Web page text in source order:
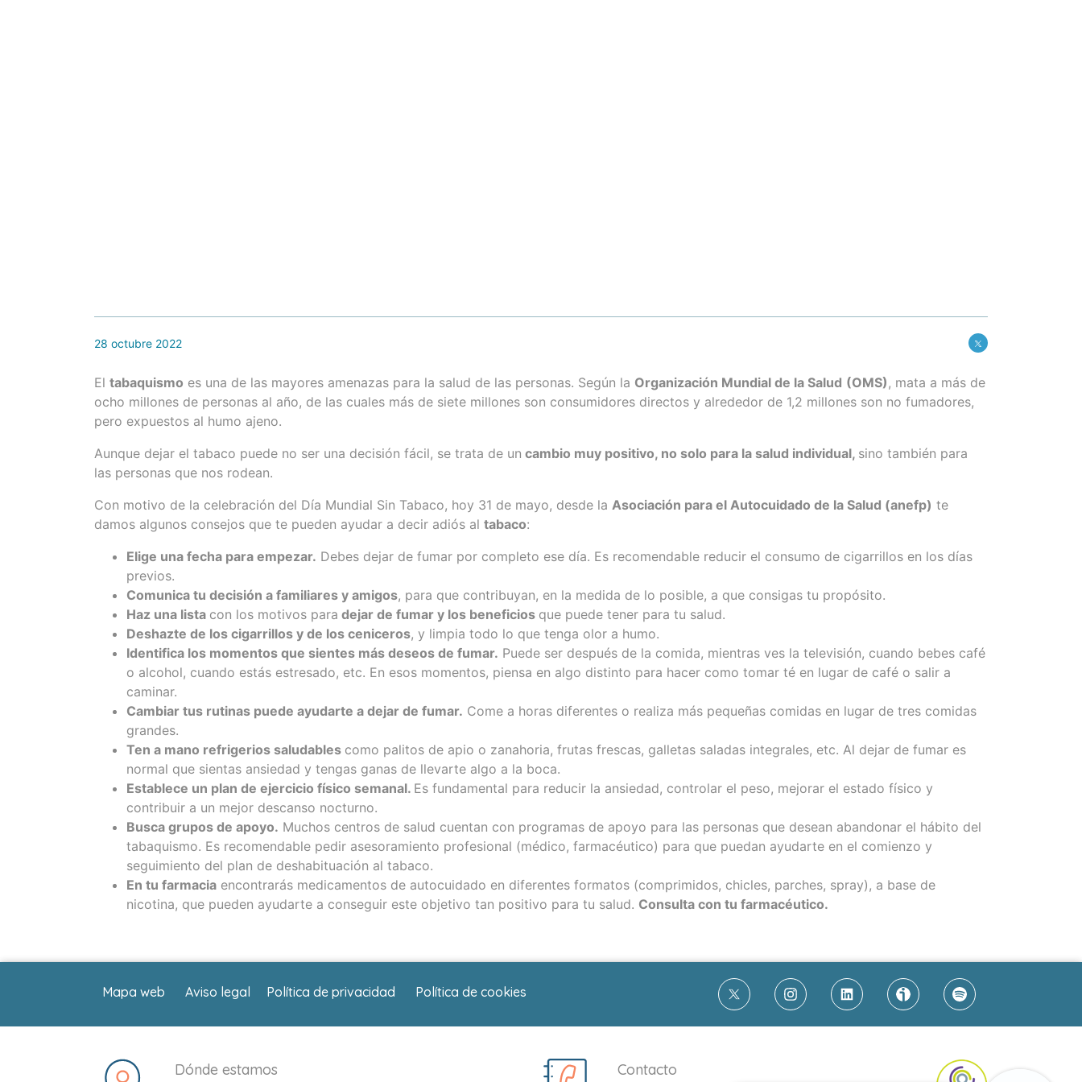
28 octubre 2022
El tabaquismo es una de las mayores amenazas para la salud de las personas. Según la Organización Mundial de la Salud (OMS) , mata a más de
ocho millones de personas al año, de las cuales más de siete millones son consumidores directos y alrededor de 1,2 millones son no fumadores,
pero expuestos al humo ajeno.
Aunque dejar el tabaco puede no ser una decisión fácil, se trata de un cambio muy positivo, no solo para la salud individual, sino también para
las personas que nos rodean.
Con motivo de la celebración del Día Mundial Sin Tabaco, hoy 31 de mayo, desde la Asociación para el Autocuidado de la Salud (anefp) te
damos algunos consejos que te pueden ayudar a decir adiós al tabaco:
Elige una fecha para empezar. Debes dejar de fumar por completo ese día. Es recomendable reducir el consumo de cigarrillos en los días
previos.
Comunica tu decisión a familiares y amigos, para que contribuyan, en la medida de lo posible, a que consigas tu propósito.
Haz una lista con los motivos para dejar de fumar y los beneficios que puede tener para tu salud.
Deshazte de los cigarrillos y de los ceniceros, y limpia todo lo que tenga olor a humo.
Identifica los momentos que sientes más deseos de fumar. Puede ser después de la comida, mientras ves la televisión, cuando bebes café
o alcohol, cuando estás estresado, etc. En esos momentos, piensa en algo distinto para hacer como tomar té en lugar de café o salir a
caminar.
Cambiar tus rutinas puede ayudarte a dejar de fumar. Come a horas diferentes o realiza más pequeñas comidas en lugar de tres comidas
grandes.
Ten a mano refrigerios saludables como palitos de apio o zanahoria, frutas frescas, galletas saladas integrales, etc. Al dejar de fumar es
normal que sientas ansiedad y tengas ganas de llevarte algo a la boca.
Establece un plan de ejercicio físico semanal. Es fundamental para reducir la ansiedad, controlar el peso, mejorar el estado físico y
contribuir a un mejor descanso nocturno.
Busca grupos de apoyo. Muchos centros de salud cuentan con programas de apoyo para las personas que desean abandonar el hábito del
tabaquismo. Es recomendable pedir asesoramiento profesional (médico, farmacéutico) para que puedan ayudarte en el comienzo y
seguimiento del plan de deshabituación al tabaco.
En tu farmacia encontrarás medicamentos de autocuidado en diferentes formatos (comprimidos, chicles, parches, spray), a base de
nicotina, que pueden ayudarte a conseguir este objetivo tan positivo para tu salud. Consulta con tu farmacéutico.
Mapa web Aviso legal Política de privacidad Política de cookies
Dónde estamos Contacto